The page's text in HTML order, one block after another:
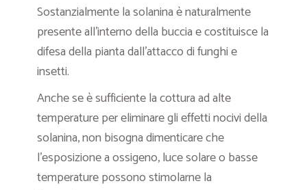
Sostanzialmente la solanina è naturalmente
presente all’interno della buccia e costituisce la
difesa della pianta dall’attacco di funghi e
insetti.
Anche se è sufficiente la cottura ad alte
temperature per eliminare gli effetti nocivi della
solanina, non bisogna dimenticare che
l’esposizione a ossigeno, luce solare o basse
temperature possono stimolarne la